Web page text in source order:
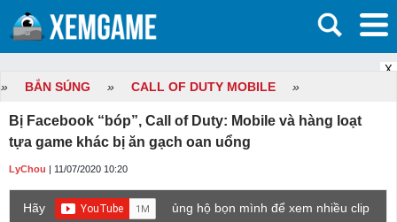
X
» BẮN SÚNG » CALL OF DUTY MOBILE »
Bị Facebook “bóp”, Call of Duty: Mobile và hàng loạt
tựa game khác bị ăn gạch oan uổng
LyChou | 11/07/2020 10:20
Hãy
ủng hộ bọn mình để xem nhiều clip